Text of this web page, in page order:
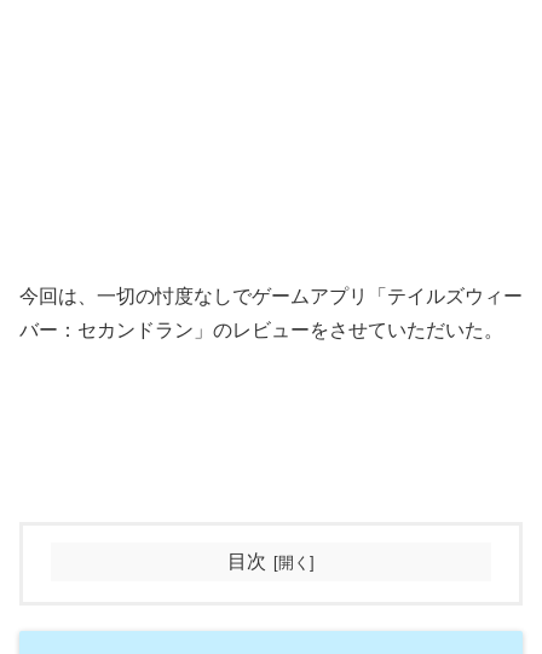
今回は、一切の忖度なしでゲームアプリ「テイルズウィー
バー：セカンドラン」のレビューをさせていただいた。
目次